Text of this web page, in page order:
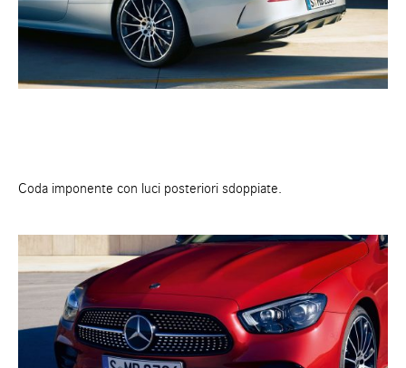
Coda imponente con luci posteriori sdoppiate.